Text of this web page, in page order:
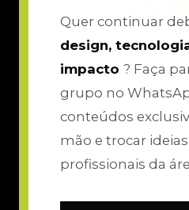
Quer continuar
design,
impacto ? Faça
grupo no
conteúdos
mão e trocar
profissionais da